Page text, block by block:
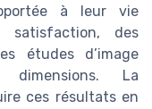
à leur vie
satisfaction, des
études d’image
La
ces résultats en